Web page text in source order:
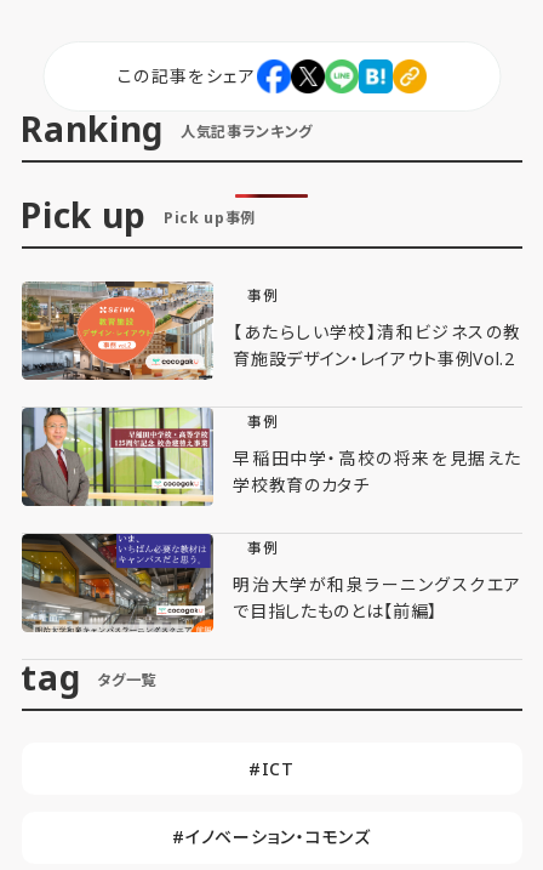
この記事をシェア
Ranking 人気記事ランキング
Pick up Pick up事例
事例
【あたらしい学校】清和ビジネスの教
育施設デザイン・レイアウト事例Vol.2
事例
早稲田中学・高校の将来を見据えた
学校教育のカタチ
事例
明治大学が和泉ラーニングスクエア
で目指したものとは【前編】
tag タグ一覧
#ICT
#イノベーション・コモンズ